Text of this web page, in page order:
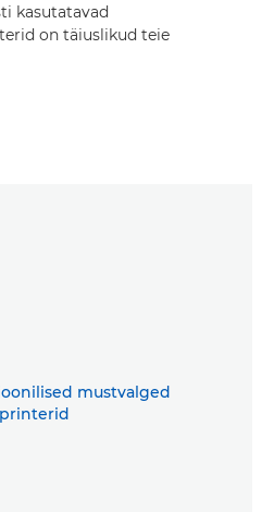
kasutatavad
on täiuslikud teie